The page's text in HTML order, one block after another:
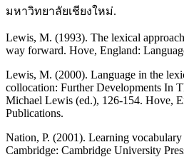
มหาวิทยาลัยเชียงใหม่.
Lewis, M. (1993). The lexical
way forward. Hove, England:
Lewis, M. (2000). Language in the
collocation: Further Developments In
Michael Lewis (ed.), 126-154. Hove,
Publications.
Nation, P. (2001). Learning vocabulary
Cambridge: Cambridge University